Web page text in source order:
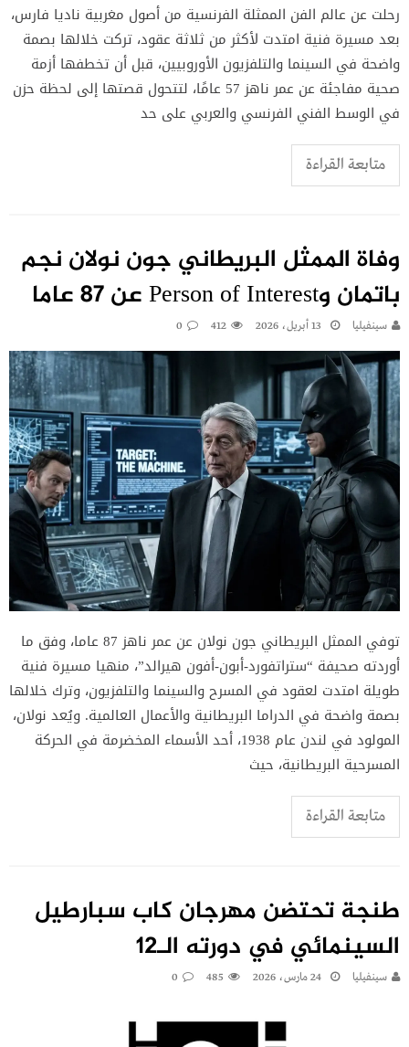
رحلت عن عالم الفن الممثلة الفرنسية من أصول مغربية ناديا فارس،
بعد مسيرة فنية امتدت لأكثر من ثلاثة عقود، تركت خلالها بصمة
واضحة في السينما والتلفزيون الأوروبيين، قبل أن تخطفها أزمة
صحية مفاجئة عن عمر ناهز 57 عامًا، لتتحول قصتها إلى لحظة حزن
في الوسط الفني الفرنسي والعربي على حد
متابعة القراءة
وفاة الممثل البريطاني جون نولان نجم
باتمان وPerson of Interest عن 87 عاما
سينفيليا 13 أبريل، 2026 412
0
توفي الممثل البريطاني جون نولان عن عمر ناهز 87 عاما، وفق ما
أوردته صحيفة “ستراتفورد-أبون-أفون هيرالد”، منهيا مسيرة فنية
طويلة امتدت لعقود في المسرح والسينما والتلفزيون، وترك خلالها
بصمة واضحة في الدراما البريطانية والأعمال العالمية. ويُعد نولان،
المولود في لندن عام 1938، أحد الأسماء المخضرمة في الحركة
المسرحية البريطانية، حيث
متابعة القراءة
طنجة تحتضن مهرجان كاب سبارطيل
السينمائي في دورته الـ12
سينفيليا 24 مارس، 2026 485
0